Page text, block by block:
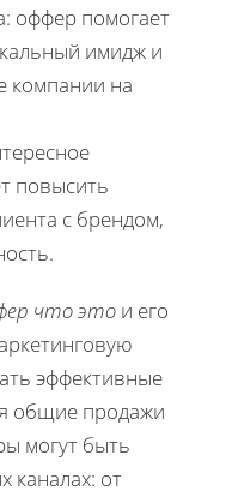
оффер помогает
имидж и
компании на
повысить
с брендом,
что это и его
эффективные
общие продажи
могут быть
каналах: от